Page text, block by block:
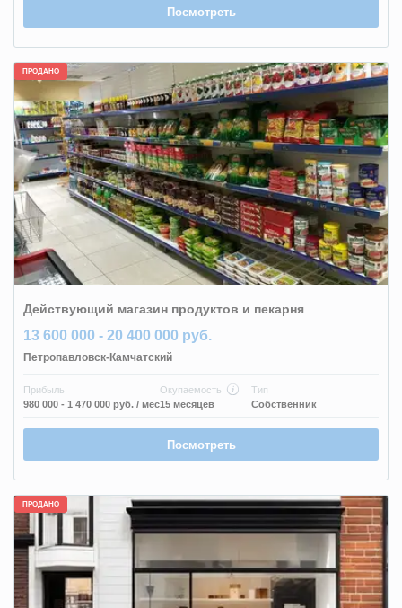
Посмотреть
ПРОДАНО
Действующий магазин продуктов и пекарня
13 600 000 - 20 400 000 руб.
Петропавловск-Камчатский
Прибыль
980 000 - 1 470 000 руб. / мес
Окупаемость
15 месяцев
Тип
Собственник
Посмотреть
ПРОДАНО